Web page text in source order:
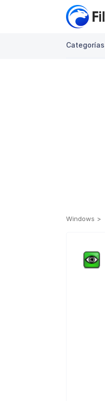
Categorías
Windows